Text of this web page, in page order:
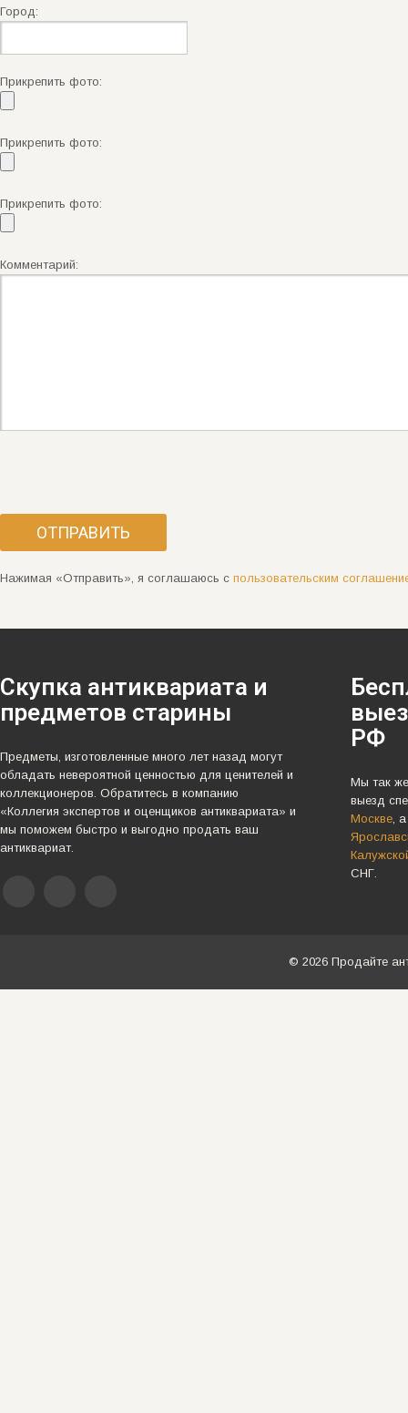
Город:
Прикрепить фото:
Прикрепить фото:
Прикрепить фото:
Комментарий:
Нажимая «Отправить», я соглашаюсь с пользовательским
Скупка антиквариата и
предметов старины
Предметы, изготовленные много лет назад могут
обладать невероятной ценностью для ценителей и
коллекционеров. Обратитесь в компанию
«Коллегия экспертов и оценщиков антиквариата» и
мы поможем быстро и выгодно продать ваш
антиквариат.
РФ
Мы так
выезд
Москве,
СНГ.
© 2026 Продайте